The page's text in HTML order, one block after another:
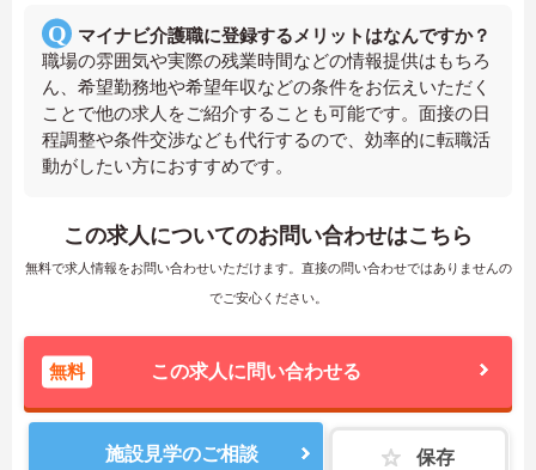
マイナビ介護職に登録するメリットはなんですか？
職場の雰囲気や実際の残業時間などの情報提供はもちろ
ん、希望勤務地や希望年収などの条件をお伝えいただく
ことで他の求人をご紹介することも可能です。面接の日
程調整や条件交渉なども代行するので、効率的に転職活
動がしたい方におすすめです。
この求人についてのお問い合わせはこちら
無料で求人情報をお問い合わせいただけます。直接の問い合わせではありませんの
でご安心ください。
無料 この求人に問い合わせる
施設見学のご相談 保存